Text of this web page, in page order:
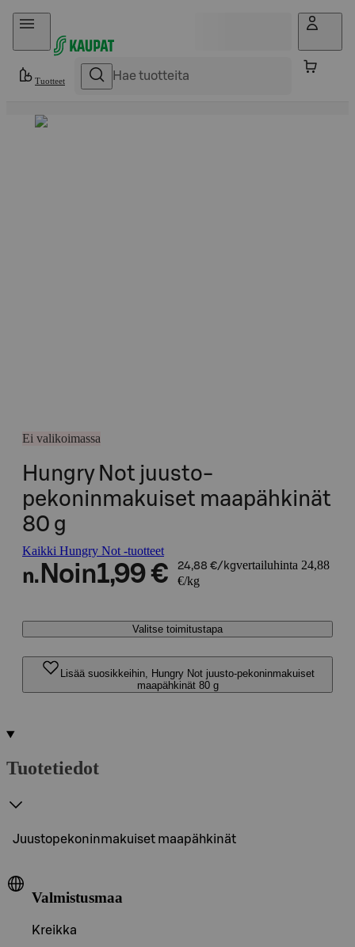
Hyppää sisältöön
Tuotteet
Ei valikoimassa
Hungry Not juusto-
pekoninmakuiset maapähkinät
80 g
Kaikki Hungry Not -tuotteet
n. Noin1,99 € 24,88 €/kgvertailuhinta 24,88
€/kg
Valitse toimitustapa
Lisää suosikkeihin, Hungry Not juusto-pekoninmakuiset
maapähkinät 80 g
Tuotetiedot
Juustopekoninmakuiset maapähkinät
Valmistusmaa
Kreikka